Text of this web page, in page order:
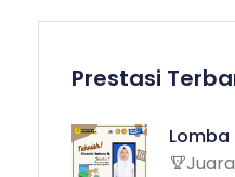
Prestasi
Lomba